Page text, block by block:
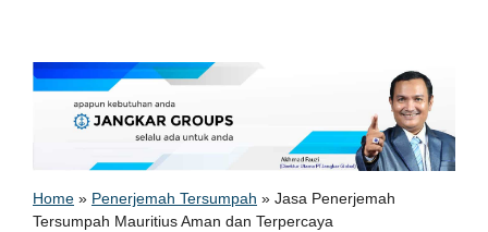
Home » Penerjemah Tersumpah » Jasa Penerjemah
Tersumpah Mauritius Aman dan Terpercaya